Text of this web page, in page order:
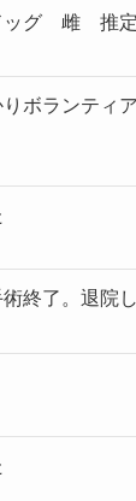
ッグ 雌 推定
りボランティ
了。退院し